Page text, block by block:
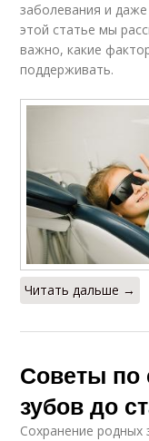
заболевания и
этой статье мы
важно, какие
поддерживать.
Читать дальше →
Советы по
зубов до
Сохранение родных